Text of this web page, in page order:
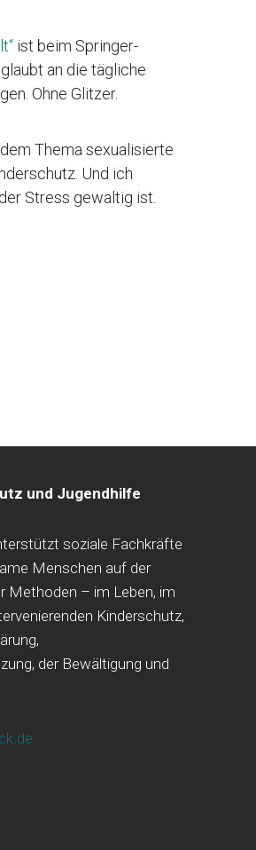
ist beim Springer-
an die tägliche
Ohne Glitzer.
Thema sexualisierte
Und ich
Stress gewaltig ist.
und Jugendhilfe
soziale Fachkräfte
Menschen auf der
Methoden – im Leben, im
Kinderschutz,
der Bewältigung und